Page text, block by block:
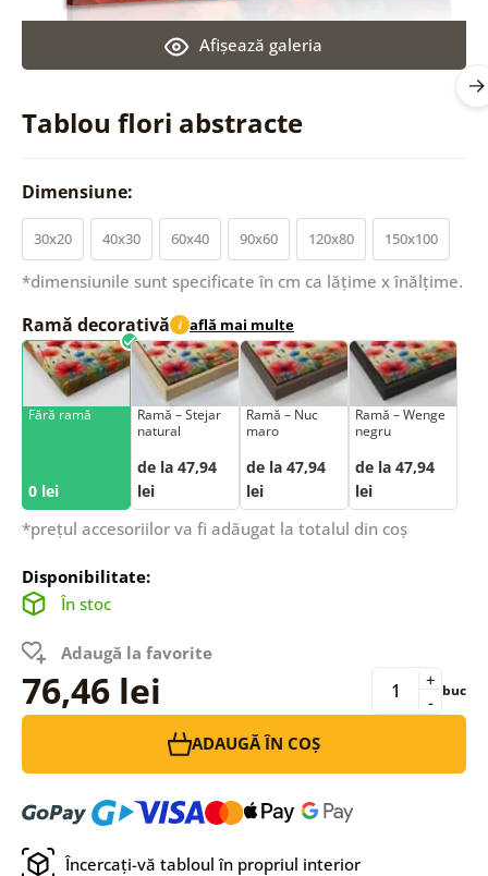
Tablou flori abstracte
Afişează galeria
Dimensiune:
30x20 40x30 60x40 90x60 120x80 150x100
*dimensiunile sunt specificate în cm ca lățime x înălțime.
Ramă decorativă i află mai multe
Fără ramă
0 lei
Ramă – Stejar
natural
de la 47,94
lei
Ramă – Nuc
maro
de la 47,94
lei
Ramă – Wenge
negru
de la 47,94
lei
*prețul accesoriilor va fi adăugat la totalul din coș
Disponibilitate:
În stoc
Adaugă la favorite
76,46 lei -
+ buc
ADAUGĂ ÎN COȘ
Încercați-vă tabloul în propriul interior